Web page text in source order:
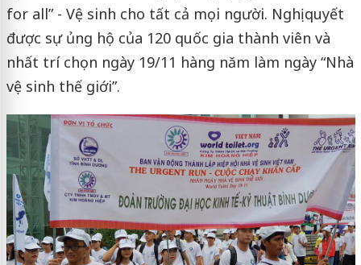
for all” - Vệ sinh cho tất cả mọi người. Nghị quyết
được sự ủng hộ của 120 quốc gia thành viên và
nhất trí chọn ngày 19/11 hàng năm làm ngày “Nhà
vệ sinh thế giới”.